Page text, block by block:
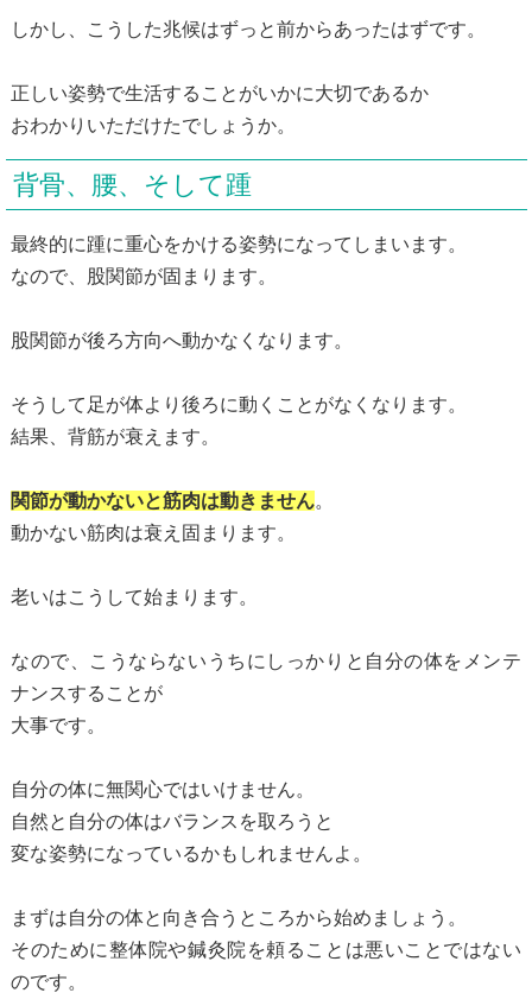
しかし、こうした兆候はずっと前からあったはずです。
正しい姿勢で生活することがいかに大切であるか
おわかりいただけたでしょうか。
背骨、腰、そして踵
最終的に踵に重心をかける姿勢になってしまいます。
なので、股関節が固まります。
股関節が後ろ方向へ動かなくなります。
そうして足が体より後ろに動くことがなくなります。
結果、背筋が衰えます。
関節が動かないと筋肉は動きません。
動かない筋肉は衰え固まります。
老いはこうして始まります。
なので、こうならないうちにしっかりと自分の体をメンテ
ナンスすることが
大事です。
自分の体に無関心ではいけません。
自然と自分の体はバランスを取ろうと
変な姿勢になっているかもしれませんよ。
まずは自分の体と向き合うところから始めましょう。
そのために整体院や鍼灸院を頼ることは悪いことではない
のです。